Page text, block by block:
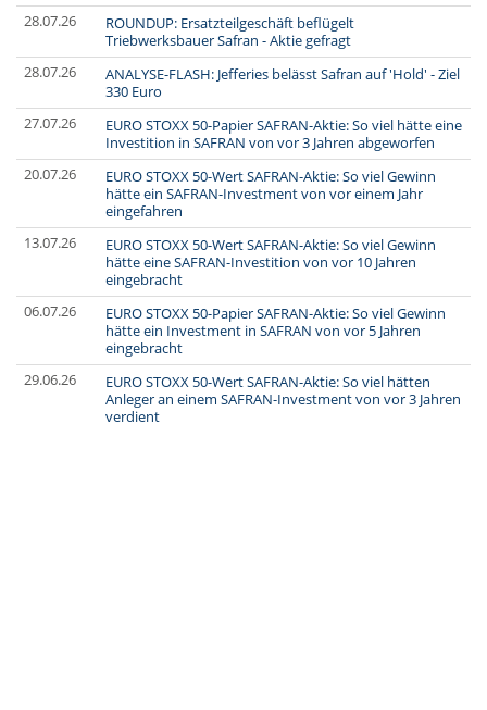
28.07.26
ROUNDUP: Ersatzteilgeschäft beflügelt
Triebwerksbauer Safran - Aktie gefragt
28.07.26
ANALYSE-FLASH: Jefferies belässt Safran auf 'Hold' - Ziel
330 Euro
27.07.26
EURO STOXX 50-Papier SAFRAN-Aktie: So viel hätte eine
Investition in SAFRAN von vor 3 Jahren abgeworfen
20.07.26
EURO STOXX 50-Wert SAFRAN-Aktie: So viel Gewinn
hätte ein SAFRAN-Investment von vor einem Jahr
eingefahren
13.07.26
EURO STOXX 50-Wert SAFRAN-Aktie: So viel Gewinn
hätte eine SAFRAN-Investition von vor 10 Jahren
eingebracht
06.07.26
EURO STOXX 50-Papier SAFRAN-Aktie: So viel Gewinn
hätte ein Investment in SAFRAN von vor 5 Jahren
eingebracht
29.06.26
EURO STOXX 50-Wert SAFRAN-Aktie: So viel hätten
Anleger an einem SAFRAN-Investment von vor 3 Jahren
verdient